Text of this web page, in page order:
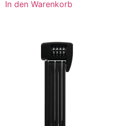
In den Warenkorb